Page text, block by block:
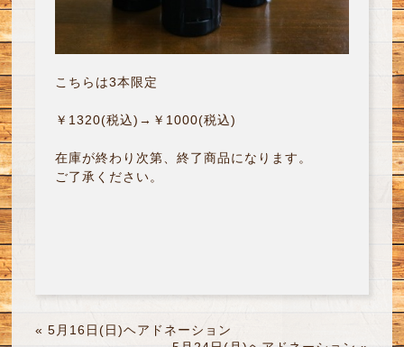
こちらは3本限定
￥1320(税込)→￥1000(税込)
在庫が終わり次第、終了商品になります。
ご了承ください。
« 5月16日(日)ヘアドネーション